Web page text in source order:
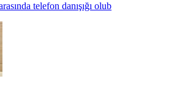
telefon danışığı olub